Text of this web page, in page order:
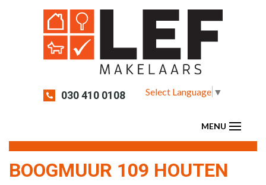
030 410 0108 Select Language ▼
BOOGMUUR 109 HOUTEN